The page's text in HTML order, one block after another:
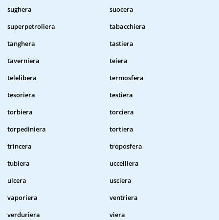
sughera
suocera
superpetroliera
tabacchiera
tanghera
tastiera
taverniera
teiera
telelibera
termosfera
tesoriera
testiera
torbiera
torciera
torpediniera
tortiera
trincera
troposfera
tubiera
uccelliera
ulcera
usciera
vaporiera
ventriera
verduriera
viera